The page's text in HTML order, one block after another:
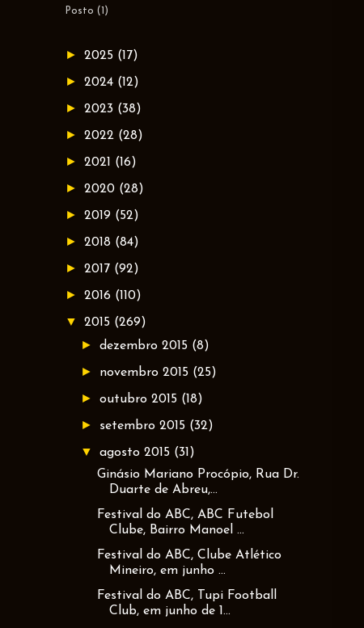
Posto (1)
► 2025 (17)
► 2024 (12)
► 2023 (38)
► 2022 (28)
► 2021 (16)
► 2020 (28)
► 2019 (52)
► 2018 (84)
► 2017 (92)
► 2016 (110)
▼ 2015 (269)
►dezembro 2015 (8)
► novembro 2015 (25)
►outubro 2015 (18)
► setembro 2015 (32)
▼agosto 2015 (31)
Ginásio Mariano Procópio, Rua Dr.
Duarte de Abreu,...
Festival do ABC, ABC Futebol
Clube, Bairro Manoel ...
Festival do ABC, Clube Atlético
Mineiro, em junho ...
Festival do ABC, Tupi Football
Club, em junho de 1...